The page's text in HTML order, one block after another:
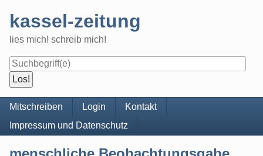
content
kassel-zeitung
lies mich! schreib mich!
Navigation
Mitschreiben Login
Kontakt
Impressum und Datenschutz